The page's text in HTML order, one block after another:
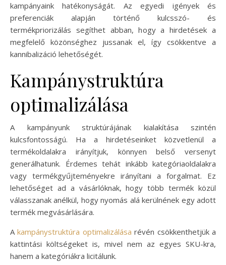
kampányaink hatékonyságát. Az egyedi igények és
preferenciák alapján történő kulcsszó- és
termékpriorizálás segíthet abban, hogy a hirdetések a
megfelelő közönséghez jussanak el, így csökkentve a
kannibalizáció lehetőségét.
Kampánystruktúra
optimalizálása
A kampányunk struktúrájának kialakítása szintén
kulcsfontosságú. Ha a hirdetéseinket közvetlenül a
termékoldalakra irányítjuk, könnyen belső versenyt
generálhatunk. Érdemes tehát inkább kategóriaoldalakra
vagy termékgyűjteményekre irányítani a forgalmat. Ez
lehetőséget ad a vásárlóknak, hogy több termék közül
válasszanak anélkül, hogy nyomás alá kerülnének egy adott
termék megvásárlására.
Akampánystruktúra optimalizálása révén csökkenthetjük a
kattintási költségeket is, mivel nem az egyes SKU-kra,
hanem a kategóriákra licitálunk.